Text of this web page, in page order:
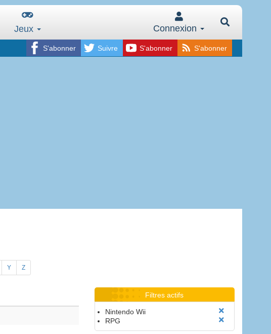
Jeux Connexion
S'abonner Suivre S'abonner S'abonner
Y Z
Filtres actifs
Nintendo Wii
RPG